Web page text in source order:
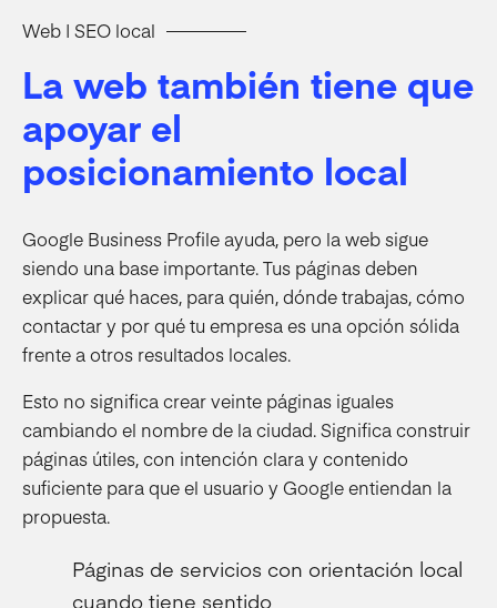
Web | SEO local
La web también tiene que
apoyar el
posicionamiento local
Google Business Profile ayuda, pero la web sigue
siendo una base importante. Tus páginas deben
explicar qué haces, para quién, dónde trabajas, cómo
contactar y por qué tu empresa es una opción sólida
frente a otros resultados locales.
Esto no significa crear veinte páginas iguales
cambiando el nombre de la ciudad. Significa construir
páginas útiles, con intención clara y contenido
suficiente para que el usuario y Google entiendan la
propuesta.
Páginas de servicios con orientación local
cuando tiene sentido